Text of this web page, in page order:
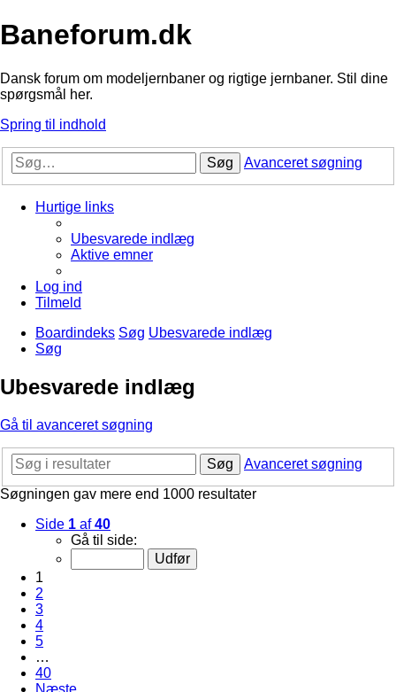
Baneforum.dk
Dansk forum om modeljernbaner og rigtige jernbaner. Stil dine
spørgsmål her.
Spring til indhold
Søg Avanceret søgning
Hurtige links
Ubesvarede indlæg
Aktive emner
Log ind
Tilmeld
Boardindeks Søg Ubesvarede indlæg
Søg
Ubesvarede indlæg
Gå til avanceret søgning
Søg
Avanceret søgning
Søgningen gav mere end 1000 resultater
Side 1 af40
Gå til side:
1
2
3
4
5
…
40
Næste